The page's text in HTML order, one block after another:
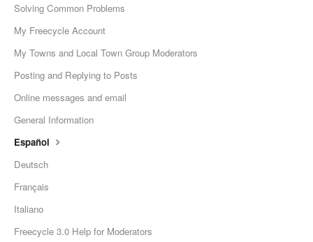
Solving Common Problems
My Freecycle Account
My Towns and Local Town Group Moderators
Posting and Replying to Posts
Online messages and email
General Information
Español
Deutsch
Français
Italiano
Freecycle 3.0 Help for Moderators